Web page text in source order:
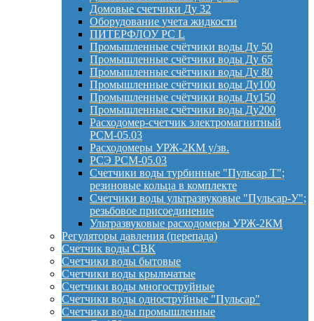
Домовые счетчики Ду 32
Оборудование учета жидкости
ПИТЕРФЛОУ РС L
Промышленные счётчики воды Ду 50
Промышленные счётчики воды Ду 65
Промышленные счётчики воды Ду 80
Промышленные счётчики воды Ду100
Промышленные счётчики воды Ду150
Промышленные счётчики воды Ду200
Расходомер-счетчик электромагнитный
РСМ-05.03
Расходомеры УРЖ-2КМ у/зв.
РСЭ РСМ-05.03
Счетчики воды турбинные "Пульсар Т";
резиновые кольца в комплекте
Счетчики воды ультразвуковые "Пульсар-У";
резьбовое присоединение
Ультразвуковые расходомеры УРЖ-2КМ
Регуляторы давления (перепада)
Счетчик воды СВК
Счетчики воды бытовые
Счетчики воды крыльчатые
Счетчики воды многоструйные
Счетчики воды одноструйные "Пульсар"
Счетчики воды промышленные